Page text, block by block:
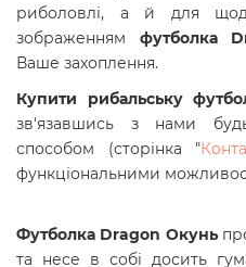
риболовлі, а й для
зображенням футболка
Ваше захоплення.
Купити рибальську
зв'язавшись з нами
способом (сторінка "
функціональними
Футболка Dragon Окунь
та несе в собі досить